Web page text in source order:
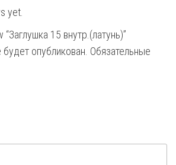
yet.
15 внутр.(латунь)”
опубликован. Обязательные